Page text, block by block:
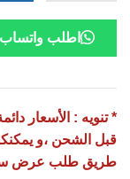
اطلب واتساب
* تنويه : الأسعار
قبل الشحن ،و
طريق طلب عرض